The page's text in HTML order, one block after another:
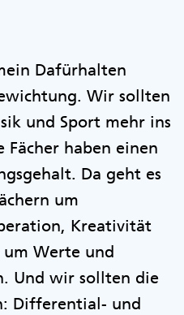
Dafürhalten
Wir sollten
und Sport mehr ins
Fächer haben einen
Da geht es
um
Kreativität
Werte und
Und wir sollten die
Differential- und